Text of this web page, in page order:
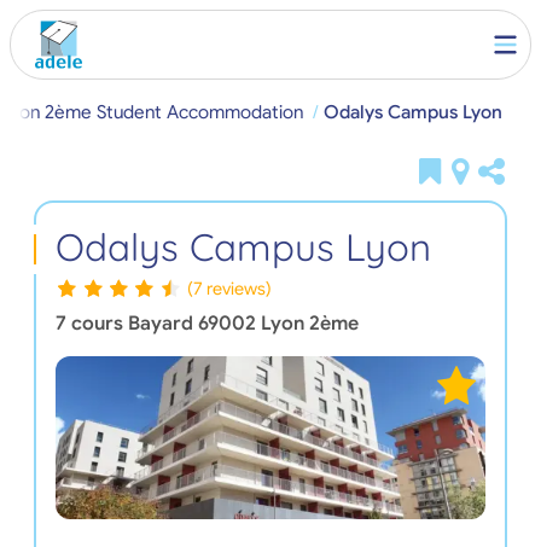
Lyon 2ème Student Accommodation Odalys Campus Lyon
Odalys Campus Lyon
(7 reviews)
7 cours Bayard 69002 Lyon 2ème